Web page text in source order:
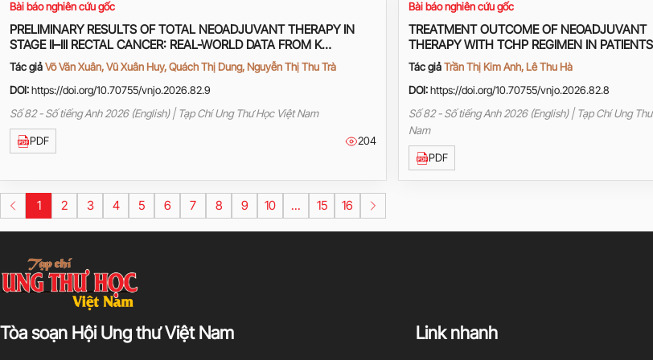
Bài báo nghiên cứu gốc
PRELIMINARY RESULTS OF TOTAL NEOADJUVANT THERAPY IN
STAGE II–III RECTAL CANCER: REAL-WORLD DATA FROM K
HOSPITAL
Tác giảVõ Văn Xuân, Vũ Xuân Huy, Quách Thị Dung, Nguyễn Thị Thu Trà
DOI:https://doi.org/10.70755/vnjo.2026.82.9
Số 82 - Số tiếng Anh 2026 (English) | Tạp Chí Ung Thư Học Việt Nam
PDF 204
Bài báo nghiên cứu gốc
TREATMENT OUTCOME OF NEOADJUVANT
THERAPY WITH TCHP REGIMEN IN
HER2+ BREAST CANCER AT HANOI
HOSPITAL
Tác giảTrần Thị Kim Anh, Lê Thu Hà
DOI:https://doi.org/10.70755/vnjo.2026.82.8
Số 82 - Số tiếng Anh 2026 (English) | Tạp Chí Ung
Nam
PDF
1 2 3 4 5 6 7 8 9 10 ... 15 16
Tòa soạn Hội Ung thư Việt Nam Link nhanh